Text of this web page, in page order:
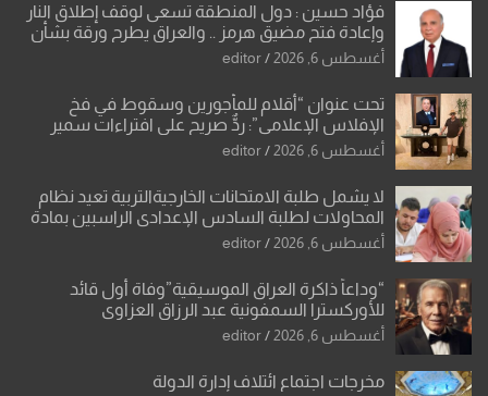
فؤاد حسين : دول المنطقة تسعى لوقف إطلاق النار
وإعادة فتح مضيق هرمز .. والعراق يطرح ورقة بشأن
تحولات القدس
أغسطس 6, 2026 editor
تحت عنوان “أقلام للمأجورين وسقوط في فخ
الإفلاس الإعلامي”: ردٌّ صريح على افتراءات سمير
الشكرجي
أغسطس 6, 2026 editor
لا يشمل طلبة الامتحانات الخارجيةالتربية تعيد نظام
المحاولات لطلبة السادس الإعدادي الراسبين بمادة
أو مادتين
أغسطس 6, 2026 editor
“وداعاً ذاكرة العراق الموسيقية”وفاة أول قائد
للأوركسترا السمفونية عبد الرزاق العزاوي
أغسطس 6, 2026 editor
مخرجات اجتماع ائتلاف إدارة الدولة